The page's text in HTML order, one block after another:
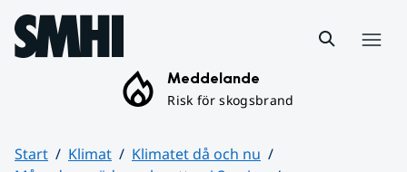
Hoppa till sidans innehåll
Meddelande
Risk för skogsbrand
Start Klimat
Klimatet då och nu